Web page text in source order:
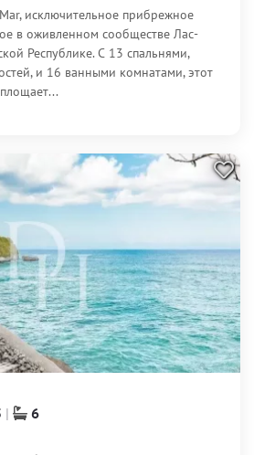
исключительное прибрежное
в оживленном сообществе Лас-
Республике. С 13 спальнями,
и 16 ванными комнатами, этот
6